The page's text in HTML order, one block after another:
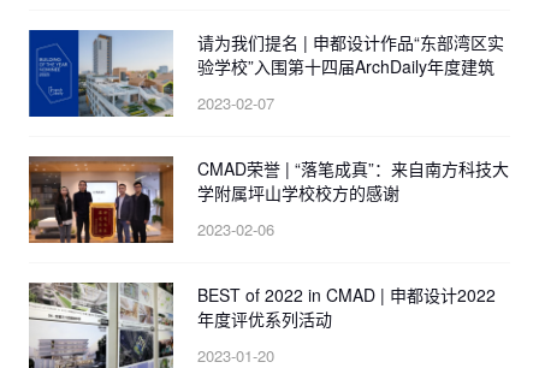
加入CMAD
请为我们提名 | 申都设计作品“东部湾区实
验学校”入围第十四届ArchDaily年度建筑
2023-02-07
CMAD荣誉 | “落笔成真”：来自南方科技大
学附属坪山学校校方的感谢
2023-02-06
BEST of 2022 in CMAD | 申都设计2022
年度评优系列活动
2023-01-20